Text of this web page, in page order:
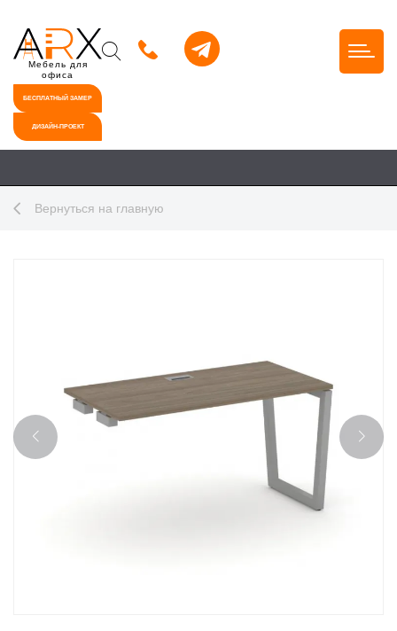
Мебель для
офиса
БЕСПЛАТНЫЙ ЗАМЕР
ДИЗАЙН-ПРОЕКТ
Вернуться на главную